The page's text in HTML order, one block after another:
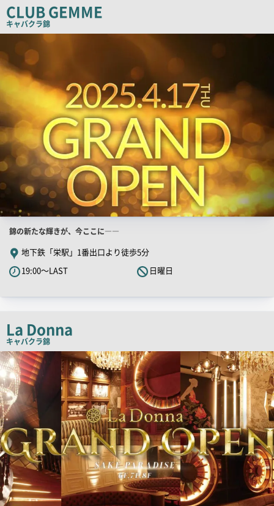
コ
ピ
CLUB GEMME
キャバクラ錦
PR
画
像
店
舗
PR
キ
コ
ピ
ー
錦の新たな輝きが、今ここに――
地下鉄「栄駅」1番出口より徒歩5分
19:00～LAST
日曜日
La Donna
キャバクラ錦
検
索
結
果
一
覧
用
画
像